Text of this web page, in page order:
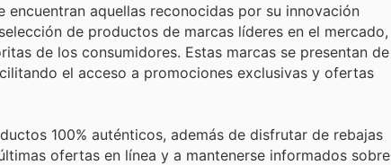
encuentran aquellas reconocidas por su innovación
de productos de marcas líderes en el mercado,
de los consumidores. Estas marcas se presentan de
el acceso a promociones exclusivas y ofertas
100% auténticos, además de disfrutar de rebajas
ofertas en línea y a mantenerse informados sobre